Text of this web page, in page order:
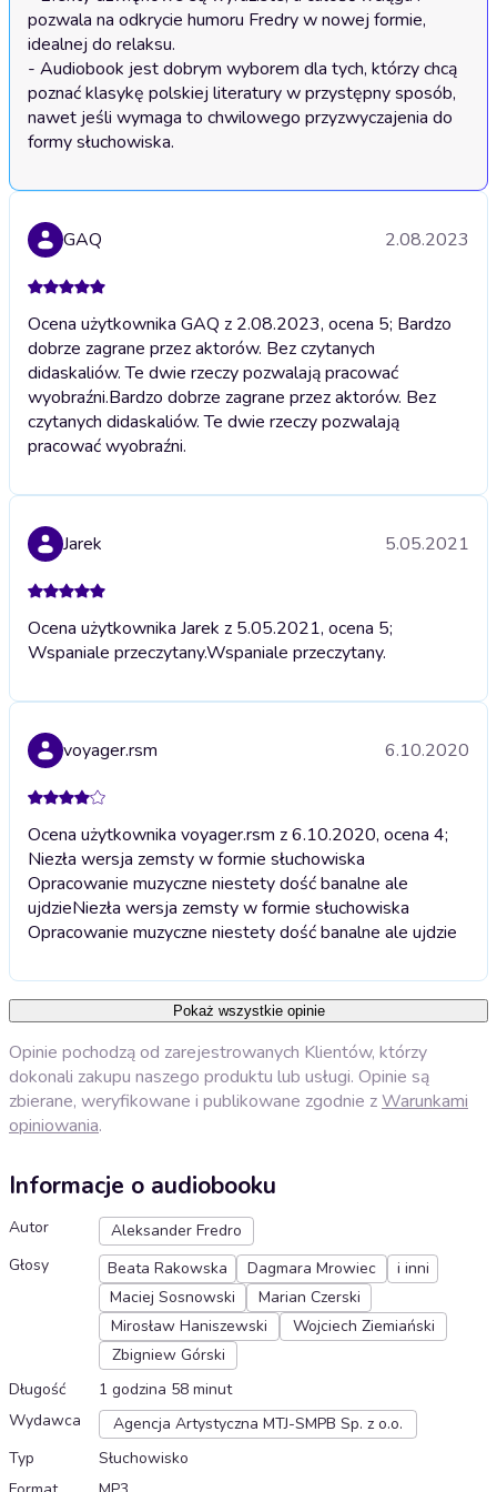
pozwala na odkrycie humoru Fredry w nowej formie,
idealnej do relaksu.
- Audiobook jest dobrym wyborem dla tych, którzy chcą
poznać klasykę polskiej literatury w przystępny sposób,
nawet jeśli wymaga to chwilowego przyzwyczajenia do
formy słuchowiska.
GAQ 2.08.2023
Ocena użytkownika GAQ z 2.08.2023, ocena 5; Bardzo
dobrze zagrane przez aktorów. Bez czytanych
didaskaliów. Te dwie rzeczy pozwalają pracować
wyobraźni.Bardzo dobrze zagrane przez aktorów. Bez
czytanych didaskaliów. Te dwie rzeczy pozwalają
pracować wyobraźni.
Jarek 5.05.2021
Ocena użytkownika Jarek z 5.05.2021, ocena 5;
Wspaniale przeczytany.Wspaniale przeczytany.
voyager.rsm 6.10.2020
Ocena użytkownika voyager.rsm z 6.10.2020, ocena 4;
Niezła wersja zemsty w formie słuchowiska
Opracowanie muzyczne niestety dość banalne ale
ujdzieNiezła wersja zemsty w formie słuchowiska
Opracowanie muzyczne niestety dość banalne ale ujdzie
Pokaż wszystkie opinie
Opinie pochodzą od zarejestrowanych Klientów, którzy
dokonali zakupu naszego produktu lub usługi. Opinie są
zbierane, weryfikowane i publikowane zgodnie zWarunkami
opiniowania.
Informacje o audiobooku
Autor
Aleksander Fredro
Głosy
Beata Rakowska Dagmara Mrowiec
i inni
Maciej Sosnowski
Marian Czerski
Mirosław Haniszewski
Wojciech Ziemiański
Zbigniew Górski
Długość
1 godzina 58 minut
Wydawca
Agencja Artystyczna MTJ-SMPB Sp. z o.o.
Typ
Słuchowisko